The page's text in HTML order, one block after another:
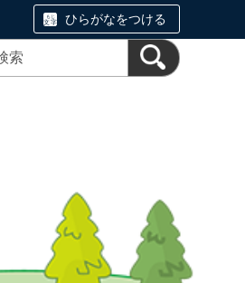
ひらがなをつける